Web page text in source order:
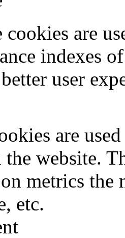
cookies are
indexes
user
are
website.
metrics the
etc.